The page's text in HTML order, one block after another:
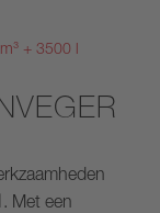
+ 3500 l
. Met een